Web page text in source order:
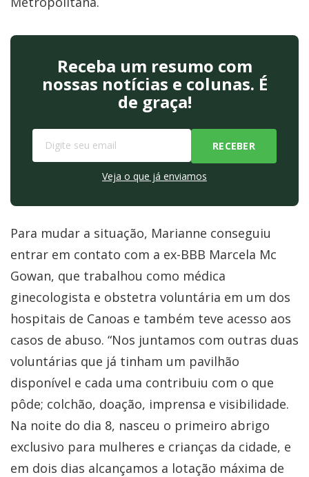
Receba um resumo com
nossas notícias e colunas. É
de graça!
Veja o que já enviamos
Para mudar a situação, Marianne conseguiu
entrar em contato com a ex-BBB Marcela Mc
Gowan, que trabalhou como médica
ginecologista e obstetra voluntária em um dos
hospitais de Canoas e também teve acesso aos
casos de abuso. “Nos juntamos com outras duas
voluntárias que já tinham um pavilhão
disponível e cada uma contribuiu com o que
pôde; colchão, doação, imprensa e visibilidade.
Na noite do dia 8, nasceu o primeiro abrigo
exclusivo para mulheres e crianças da cidade, e
em dois dias alcançamos a lotação máxima de